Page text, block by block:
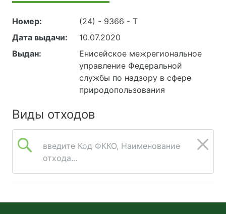
Номер:
(24) - 9366 - Т
Дата выдачи:
10.07.2020
Выдан:
Енисейское межрегиональное
управление Федеральной
службы по надзору в сфере
природопользования
Виды отходов
введите Код ФККО, Наименование
отхода...